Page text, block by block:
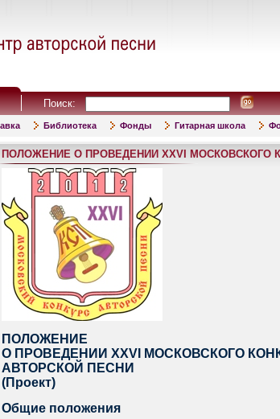
Поиск:
Библиотека Фонды Гитарная школа
ПОЛОЖЕНИЕ О ПРОВЕДЕНИИ XXVI МОСКОВСКОГО
ПОЛОЖЕНИЕ
О ПРОВЕДЕНИИ XXVI МОСКОВСКОГО
АВТОРСКОЙ ПЕСНИ
(Проект)
Общие положения